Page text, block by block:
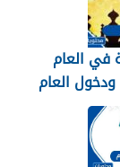
في العام
الهجري 1447 ودخول العام